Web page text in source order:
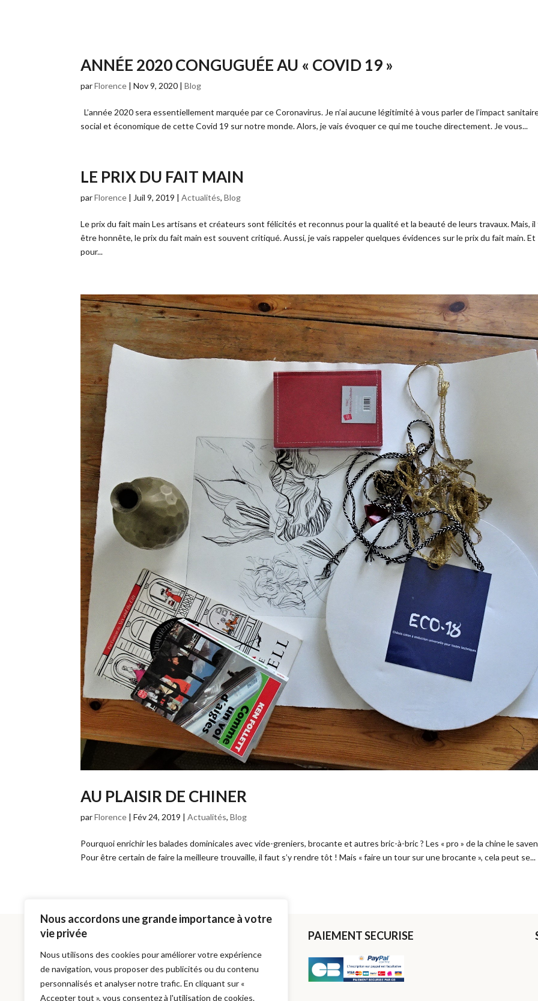
Nous accordons une grande importance à votre
vie privée
Nous utilisons des cookies pour améliorer votre expérience
de navigation, vous proposer des publicités ou du contenu
personnalisés et analyser notre trafic. En cliquant sur «
Accepter tout », vous consentez à l'utilisation de cookies.
ANNÉE 2020 CONGUGUÉE AU « COVID 19 »
parFlorence |Nov 9, 2020 |Blog
L’année 2020 sera essentiellement marquée par ce Coronavirus. Je n’ai aucune légitimité à vous parler de l’impact
social et économique de cette Covid 19 sur notre monde. Alors, je vais évoquer ce qui me touche directement. Je vous...
LE PRIX DU FAIT MAIN
parFlorence | Juil 9, 2019 |Actualités,Blog
Le prix du fait main Les artisans et créateurs sont félicités et reconnus pour la qualité et la beauté de leurs travaux. Mais,
être honnête, le prix du fait main est souvent critiqué. Aussi, je vais rappeler quelques évidences sur le prix du fait main. Et
pour...
AU PLAISIR DE CHINER
parFlorence |Fév 24, 2019 |Actualités,Blog
Pourquoi enrichir les balades dominicales avec vide-greniers, brocante et autres bric-à-bric ? Les « pro » de la chine le
Pour être certain de faire la meilleure trouvaille, il faut s’y rendre tôt ! Mais « faire un tour sur une brocante », cela peut se...
VOTRE LIVRAISON
Gratuite en France Métropolitaine.
Chaque fois que c’est possible, les emballages
utilisés pour vous envoyer vos articles sont issus
de la seconde main.
PAIEMENT SECURISE